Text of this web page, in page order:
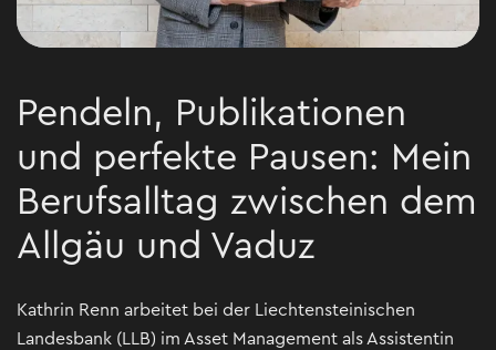
Pendeln, Publikationen
und perfekte Pausen: Mein
Berufsalltag zwischen dem
Allgäu und Vaduz
Kathrin Renn arbeitet bei der Liechtensteinischen
Landesbank (LLB) im Asset Management als Assistentin